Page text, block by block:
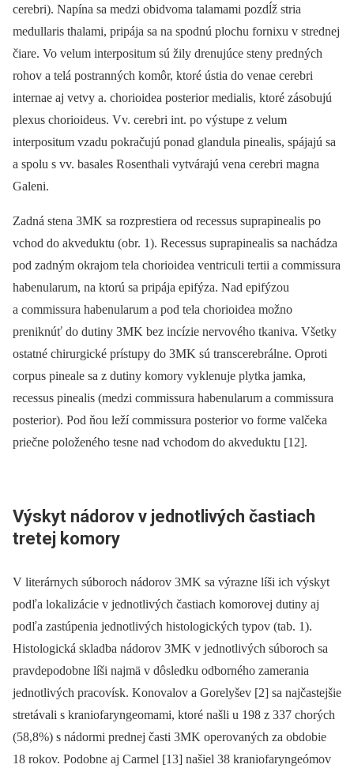
cerebri). Napína sa medzi obidvoma talamami pozdĺž stria
medullaris thalami, pripája sa na spodnú plochu fornixu v strednej
čiare. Vo velum interpositum sú žily drenujúce steny predných
rohov a telá postranných komôr, ktoré ústia do venae cerebri
internae aj vetvy a. chorioidea posterior medialis, ktoré zásobujú
plexus chorioideus. Vv. cerebri int. po výstupe z velum
interpositum vzadu pokračujú ponad glandula pinealis, spájajú sa
a spolu s vv. basales Rosenthali vytvárajú vena cerebri magna
Galeni.
Zadná stena 3MK sa rozprestiera od recessus suprapinealis po
vchod do akveduktu (obr. 1). Recessus suprapinealis sa nachádza
pod zadným okrajom tela chorioidea ventriculi tertii a commissura
habenularum, na ktorú sa pripája epifýza. Nad epifýzou
a commissura habenularum a pod tela chorioidea možno
preniknúť do dutiny 3MK bez incízie nervového tkaniva. Všetky
ostatné chirurgické prístupy do 3MK sú transcerebrálne. Oproti
corpus pineale sa z dutiny komory vyklenuje plytka jamka,
recessus pinealis (medzi commissura habenularum a commissura
posterior). Pod ňou leží commissura posterior vo forme valčeka
priečne položeného tesne nad vchodom do akveduktu [12].
Výskyt nádorov v jednotlivých častiach
tretej komory
V literárnych súboroch nádorov 3MK sa výrazne líši ich výskyt
podľa lokalizácie v jednotlivých častiach komorovej dutiny aj
podľa zastúpenia jednotlivých histologických typov (tab. 1).
Histologická skladba nádorov 3MK v jednotlivých súboroch sa
pravdepodobne líši najmä v dôsledku odborného zamerania
jednotlivých pracovísk. Konovalov a Gorelyšev [2] sa najčastejšie
stretávali s kraniofaryngeomami, ktoré našli u 198 z 337 chorých
(58,8%) s nádormi prednej časti 3MK operovaných za obdobie
18 rokov. Podobne aj Carmel [13] našiel 38 kraniofaryngeómov